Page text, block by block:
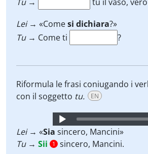
Lei → «Comesi dichiara?»
Tu → Come ti ?
Riformula le frasi coniugando i
con il soggetto tu. EN
Audio
Player
Lei → «Sia sincero, Mancini»
Tu → Sii 1
sincero, Mancini.